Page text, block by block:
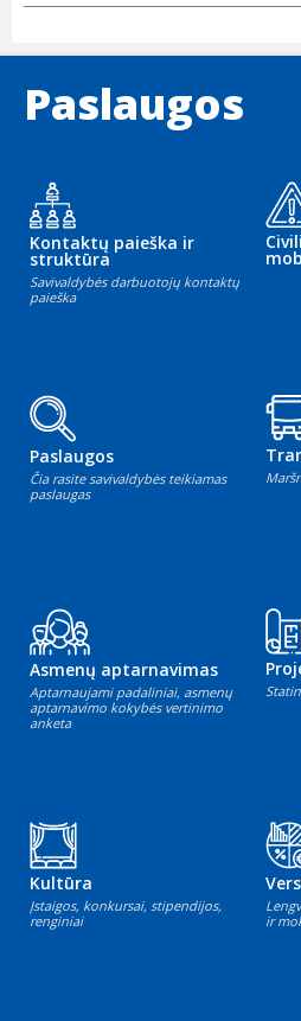
Paslaugos
Kontaktų paieška ir
struktūra
Savivaldybės darbuotojų kontaktų
paieška
Paslaugos
Čia rasite savivaldybės teikiamas
paslaugas
Asmenų aptarnavimas
Aptarnaujami padaliniai, asmenų
aptarnavimo kokybės vertinimo
anketa
Kultūra
Įstaigos, konkursai, stipendijos,
renginiai
ir